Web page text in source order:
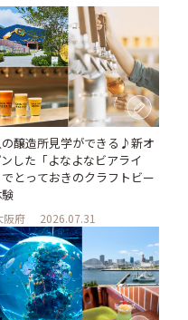
醸造所見学ができる♪新オ
した「よなよなビアライ
とっておきのクラフトビー
阪府 2026.07.31